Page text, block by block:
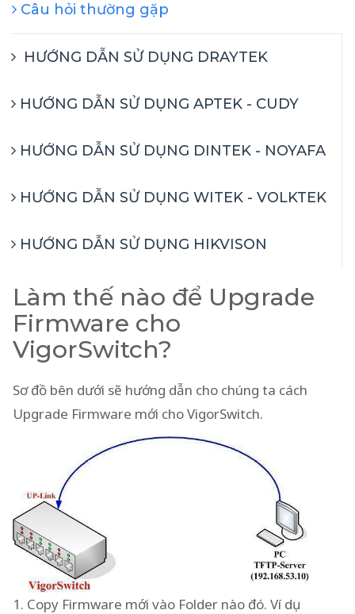
Câu hỏi thường gặp
HƯỚNG DẪN SỬ DỤNG DRAYTEK
HƯỚNG DẪN SỬ DỤNG APTEK - CUDY
HƯỚNG DẪN SỬ DỤNG DINTEK - NOYAFA
HƯỚNG DẪN SỬ DỤNG WITEK - VOLKTEK
HƯỚNG DẪN SỬ DỤNG HIKVISON
Làm thế nào để Upgrade
Firmware cho
VigorSwitch?
Sơ đồ bên dưới sẽ hướng dẫn cho chúng ta cách
Upgrade Firmware mới cho VigorSwitch.
1. Copy Firmware mới vào Folder nào đó. Ví dụ